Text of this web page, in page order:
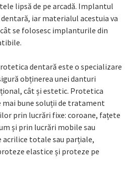
lipsă de pe arcadă. Implantul
iar materialul acestuia va
se folosesc implanturile din
dentară este o specializare
obținerea unei danturi
cât și estetic. Protetica
mai bune soluții de tratament
prin lucrări fixe: coroane, fațete
și prin lucrări mobile sau
totale sau parțiale,
elastice și proteze pe